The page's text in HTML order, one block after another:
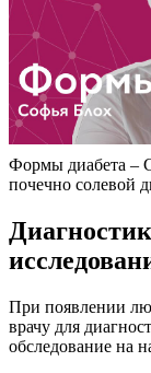
Формы диабета –
почечно солевой
При появлении
врачу для
обследование на